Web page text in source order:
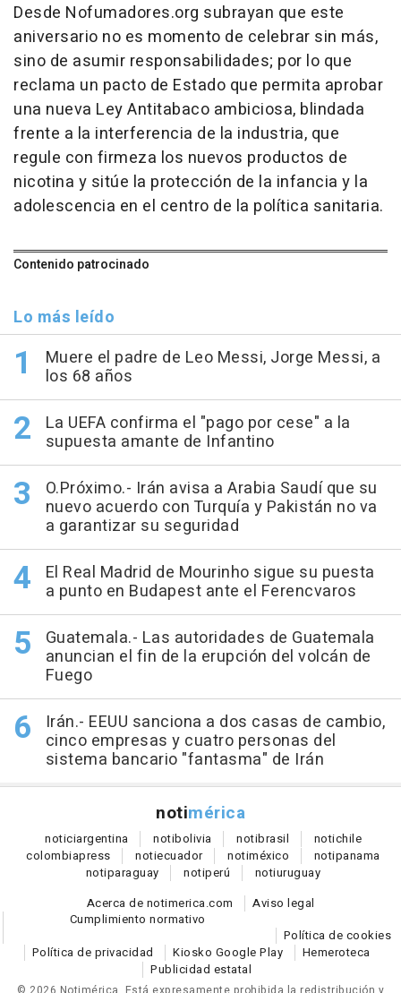
Desde Nofumadores.org subrayan que este
aniversario no es momento de celebrar sin más,
sino de asumir responsabilidades; por lo que
reclama un pacto de Estado que permita aprobar
una nueva Ley Antitabaco ambiciosa, blindada
frente a la interferencia de la industria, que
regule con firmeza los nuevos productos de
nicotina y sitúe la protección de la infancia y la
adolescencia en el centro de la política sanitaria.
Contenido patrocinado
Lo más leído
Muere el padre de Leo Messi, Jorge Messi, a
los 68 años
La UEFA confirma el "pago por cese" a la
supuesta amante de Infantino
O.Próximo.- Irán avisa a Arabia Saudí que su
nuevo acuerdo con Turquía y Pakistán no va
a garantizar su seguridad
El Real Madrid de Mourinho sigue su puesta
a punto en Budapest ante el Ferencvaros
Guatemala.- Las autoridades de Guatemala
anuncian el fin de la erupción del volcán de
Fuego
Irán.- EEUU sanciona a dos casas de cambio,
cinco empresas y cuatro personas del
sistema bancario "fantasma" de Irán
notimérica
noticiargentina notibolivia notibrasil notichile
colombiapress notiecuador notiméxico notipanama
notiparaguay notiperú notiuruguay
Acerca de notimerica.com
Aviso legal
Cumplimiento normativo
Política de cookies
Política de privacidad
Kiosko Google Play
Hemeroteca
Publicidad estatal